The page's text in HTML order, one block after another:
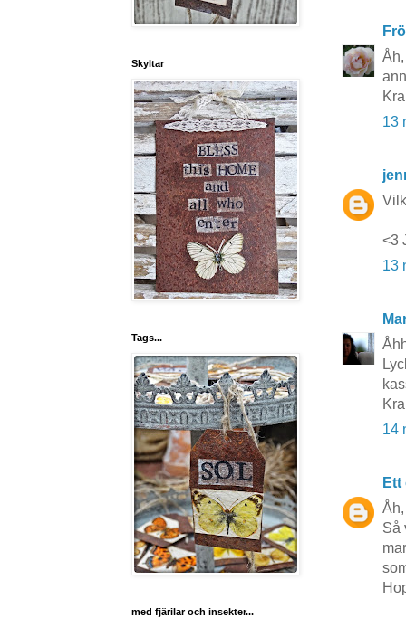
13
<3
13
14
Så
Skyltar
Tags...
med fjärilar och insekter...